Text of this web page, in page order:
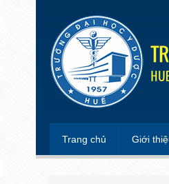
Trang chủ Giới